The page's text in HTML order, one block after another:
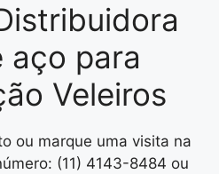
aço para
Veleiros
ou marque uma visita na
(11) 4143-8484 ou